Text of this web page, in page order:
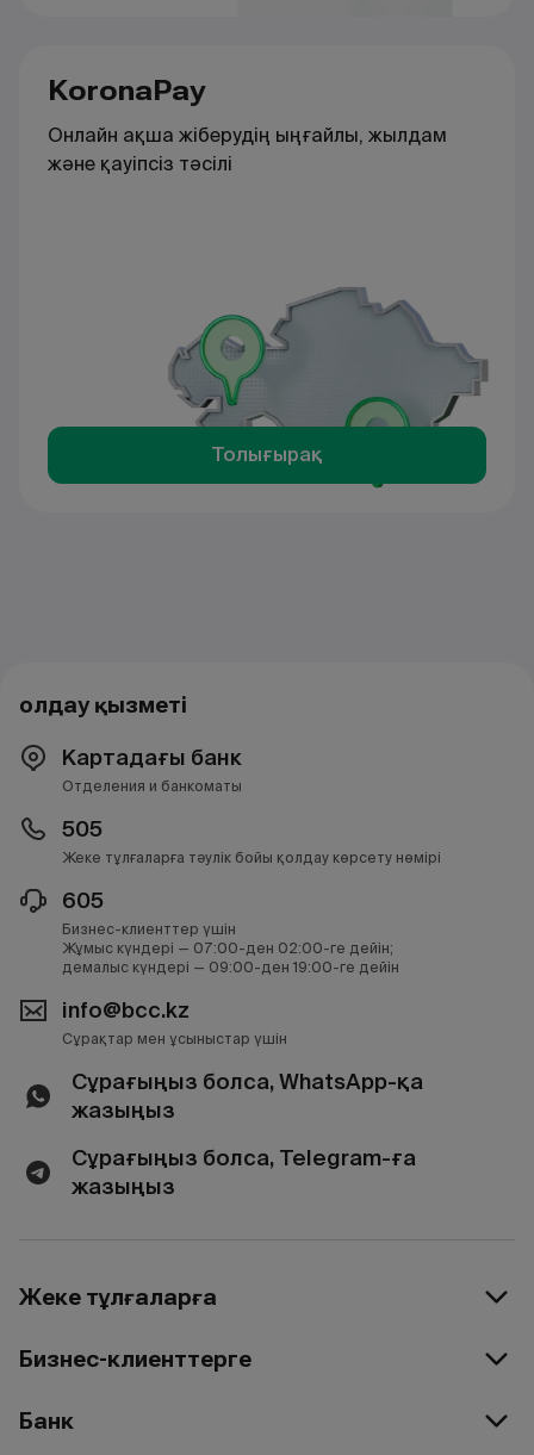
KoronaPay
Онлайн ақша жіберудің ыңғайлы, жылдам
және қауіпсіз тәсілі
Толығырақ
Қолдау қызметі
Картадағы банк
Отделения и банкоматы
505
Жеке тұлғаларға тәулік бойы қолдау көрсету нөмірі
605
Бизнес-клиенттер үшін
Жұмыс күндері — 07:00-ден 02:00-ге дейін;
демалыс күндері — 09:00-ден 19:00-ге дейін
info@bcc.kz
Сұрақтар мен ұсыныстар үшін
Сұрағыңыз болса, WhatsApp-қа
жазыңыз
Сұрағыңыз болса, Telegram-ға
жазыңыз
Жеке тұлғаларға
Бизнес-клиенттерге
Банк